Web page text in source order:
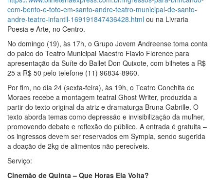
com-bento-e-toto-em-santo-andre-teatro-municipal-de-santo-
andre-teatro-infantil-169191847436428.html ou na Livraria
Poesia e Arte, no Centro.
No domingo (19), às 17h, o Grupo Jovem Andreense toma conta
do palco do Teatro Municipal Maestro Flavio Florence para
apresentação da Suíte do Ballet Don Quixote, com bilhetes a R$
25 a R$ 50 pelo telefone (11) 96834-8960.
Por fim, no dia 24 (sexta-feira), às 19h, o Teatro Conchita de
Moraes recebe a montagem teatral Ghost Writer, produzida a
partir do texto original da atriz e dramaturga Bruna Gabrille. O
texto aborda temas como depressão e invisibilização da mulher,
promovendo debate e reflexão do público. A entrada é gratuita –
os ingressos devem ser reservados em Sympla, sendo sugerida
a doação de 2kg de alimentos não perecíveis.
Serviço:
Cinemão de Quinta – Que Horas Ela Volta?